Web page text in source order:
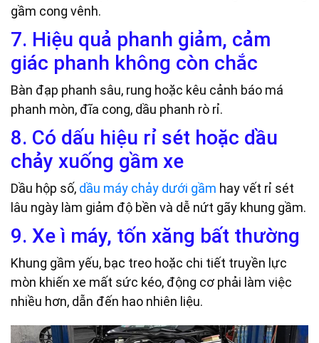
gầm cong vênh.
7. Hiệu quả phanh giảm, cảm
giác phanh không còn chắc
Bàn đạp phanh sâu, rung hoặc kêu cảnh báo má
phanh mòn, đĩa cong, dầu phanh rò rỉ.
8. Có dấu hiệu rỉ sét hoặc dầu
chảy xuống gầm xe
Dầu hộp số, dầu máy chảy dưới gầm hay vết rỉ sét
lâu ngày làm giảm độ bền và dễ nứt gãy khung gầm.
9. Xe ì máy, tốn xăng bất thường
Khung gầm yếu, bạc treo hoặc chi tiết truyền lực
mòn khiến xe mất sức kéo, động cơ phải làm việc
nhiều hơn, dẫn đến hao nhiên liệu.